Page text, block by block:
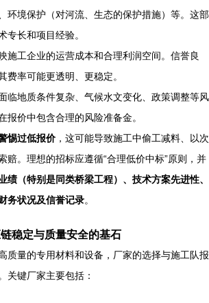
环境保护（对河流、生态的保护措施）等。这部
专长和项目经验。
施工企业的运营成本和合理利润空间。信誉良
费率可能更透明、更稳定。
临地质条件复杂、气候水文变化、政策调整等风
报价中包含合理的风险准备金。
惕过低报价，这可能导致施工中偷工减料、以次
赔。理想的招标应遵循“合理低价中标”原则，并
绩（特别是同类桥梁工程）、技术方案先进性、
务状况及信誉记录。
稳定与质量安全的基石
质量的专用材料和设备，厂家的选择与施工队报
关键厂家主要包括：